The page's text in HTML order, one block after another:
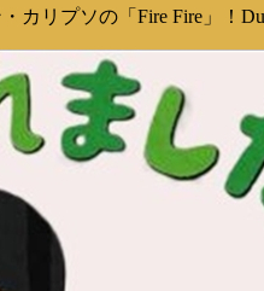
カリプソの「Fire Fire」！